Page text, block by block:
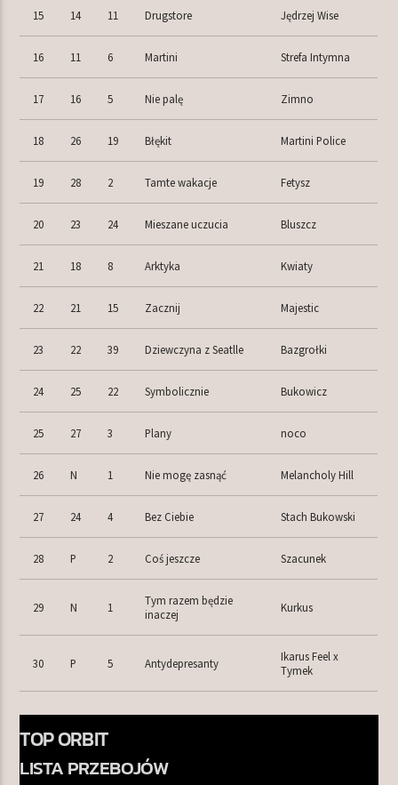
15 14 11 Drugstore Jędrzej Wise
16 11 6 Martini Strefa Intymna
17 16 5 Nie palę Zimno
18 26 19 Błękit Martini Police
19 28 2 Tamte wakacje Fetysz
20 23 24 Mieszane uczucia Bluszcz
21 18 8 Arktyka Kwiaty
22 21 15 Zacznij Majestic
23 22 39 Dziewczyna z Seatlle Bazgrołki
24 25 22 Symbolicznie Bukowicz
25 27 3 Plany noco
26 N 1 Nie mogę zasnąć Melancholy Hill
27 24 4 Bez Ciebie Stach Bukowski
28 P 2 Coś jeszcze Szacunek
29 N 1
Tym razem będzie
inaczej
Kurkus
30 P 5 Antydepresanty
Ikarus Feel x
Tymek
TOP ORBIT
LISTA PRZEBOJÓW